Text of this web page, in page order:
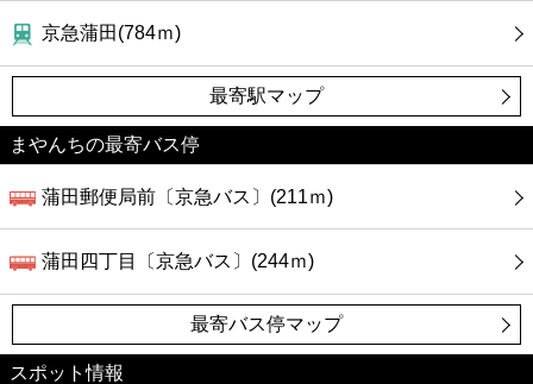
京急蒲田(784ｍ)
最寄駅マップ
まやんちの最寄バス停
蒲田郵便局前〔京急バス〕(211ｍ)
蒲田四丁目〔京急バス〕(244ｍ)
最寄バス停マップ
スポット情報